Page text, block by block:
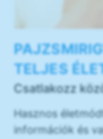
TELJES
Csatlakozz
Hasznos
információk és